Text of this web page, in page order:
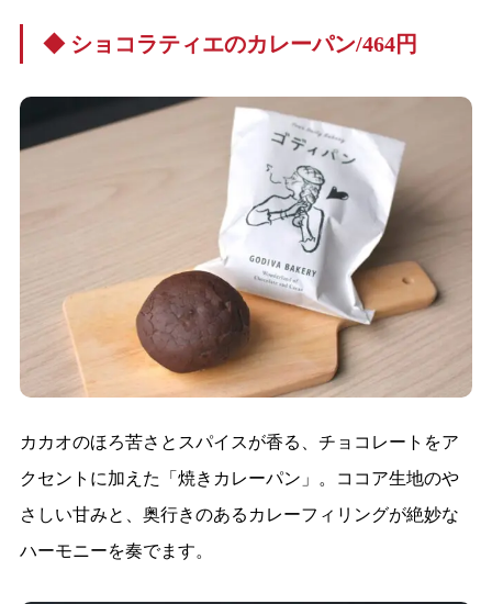
◆ ショコラティエのカレーパン/464円
カカオのほろ苦さとスパイスが香る、チョコレートをア
クセントに加えた「焼きカレーパン」。ココア生地のや
さしい甘みと、奥行きのあるカレーフィリングが絶妙な
ハーモニーを奏でます。